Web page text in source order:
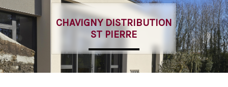
CHAVIGNY DISTRIBUTION
ST PIERRE